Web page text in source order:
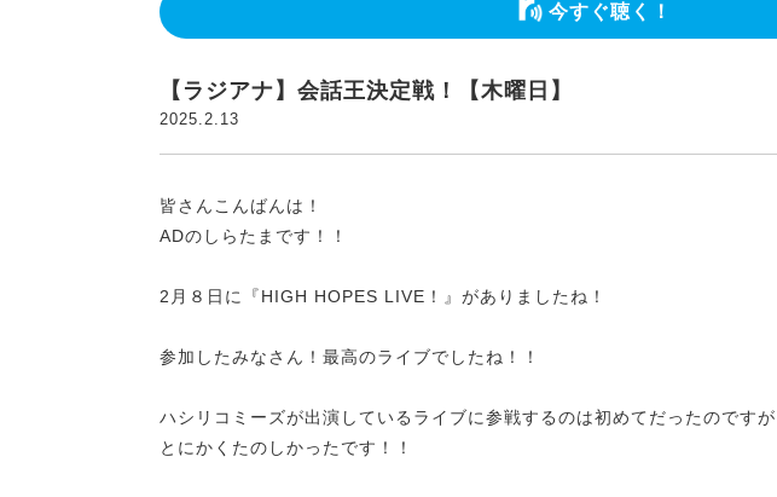
今すぐ聴く！
【ラジアナ】会話王決定戦！【木曜日】
2025.2.13
皆さんこんばんは！
ADのしらたまです！！
2月８日に『HIGH HOPES LIVE！』がありましたね！
参加したみなさん！最高のライブでしたね！！
ハシリコミーズが出演しているライブに参戦するのは初めてだったのですが
とにかくたのしかったです！！